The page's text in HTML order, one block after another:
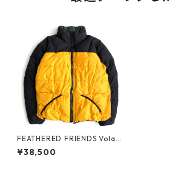
FEATHERED FRIENDS Volant
JKT
¥38,500